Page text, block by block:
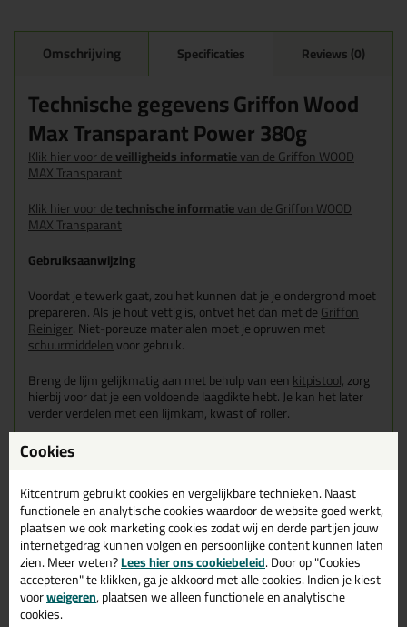
Omschrijving Specificaties Reviews (0)
Technische gegevens Griffon Wood
Max Transparant Power 380g
Klik hier voor deveilligheids informatievan de Griffon WOOD
MAX Transparant
Klik hier voor detechnische informatievan de Griffon WOOD
MAX Transparant
Gebruiksaanwijzing
Voordat je tewerk gaat, zou het kunnen dat je je ondergrond moet
prepareren. Als je hout vettig is, ontvet het dan met deGriffon
Reiniger. Niet-poreuze materialen moet je opruwen met
schuurmiddelenvoor gebruik.
Breng de lijm gelijkmatig aan met behulp van eenkitpistool,zorg
hierbij voor dat je een voldoende laagdikte hebt. Je kan het later
verder verdelen met een lijmkam, kwast of roller.
Verbinding binnen 30 minuten monteren en minimaal 3 uur
fixeren.
Vlekken/resten verwijderen
Als de lijmresten nog nat zijn, dan kun je het verwijderen met
deGriffon Reiniger. Zijn de lijmresten opgedroogd? Deze zijn
alleen mechanisch te verwijderen.
Verwerkingsomstandigheden
Cookies
Kitcentrum gebruikt cookies en vergelijkbare technieken. Naast
functionele en analytische cookies waardoor de website goed werkt,
plaatsen we ook marketing cookies zodat wij en derde partijen jouw
internetgedrag kunnen volgen en persoonlijke content kunnen laten
zien. Meer weten?Lees hier ons cookiebeleid. Door op "Cookies
accepteren" te klikken, ga je akkoord met alle cookies. Indien je kiest
voorweigeren, plaatsen we alleen functionele en analytische
cookies.